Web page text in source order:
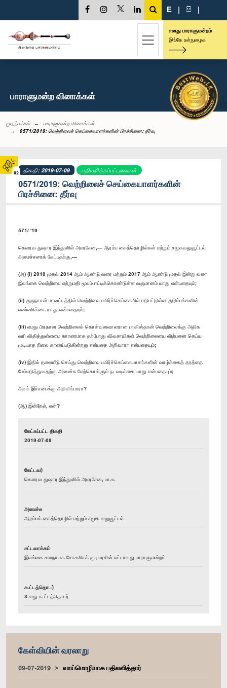
02
E | සි |
எனது பாராளுமன்றம்
இங்கே உள்நுழைக
பாராளுமன்ற வினாக்கள்
முதற்பக்கம்
பாராளுமன்ற வினாக்கள்
0571/2019: வெற்றிலைச் செய்கையாளர்களின் பிரச்சினை: தீர்வு
திகதி: 2019-07-09 பதிலளிக்கப்பட்டவைகள்
0571/2019: வெற்றிலைச் செய்கையாளர்களின்
பிரச்சினை: தீர்வு
571/ '19
கெளரவ துஷார இந்துனில் அமரசேன,— ஆரம்ப கைத்தொழில்கள் மற்றும் சமூகவலுவூட்டல்
அமைச்சரைக் கேட்பதற்கு,—
(அ) (i) 2010 முதல் 2014 ஆம் ஆண்டு வரை மற்றும் 2017 ஆம் ஆண்டு முதல் இன்று வரை
இலங்கை வெற்றிலை ஏற்றுமதி மூலம் ஈட்டிக்கொண்டுள்ள வருமானம் யாது என்பதையும்;
(ii) குருநாகல் மாவட்டத்தில் வெற்றிலை பயிர்ச்செய்கையில் ஈடுபட்டுள்ள குடும்பங்களின்
எண்ணிக்கை யாது என்பதையும்;
(iii) எமது பிரதான வெற்றிலைக் கொள்வனவாளரான பாகிஸ்தான் வெற்றிலைக்கு அதிக
வரி விதித்துள்ளமை காரணமாக தற்போது விவசாயிகள் வெற்றிலையை விற்பனை செய்ய
முடியாத நிலை காணப்படுகின்றது என்பதை அறிவாரா என்பதையும்;
(iv) இதில் தலையீடு செய்து வெற்றிலை பயிர்ச்செய்கையாளர்களின் வாழ்க்கைத் தரத்தை
மேம்படுத்துவதற்கு அமைச்சு மேற்கொள்ளும் நடவடிக்கை யாது என்பதையும்;
அவர் இச்சபைக்கு அறிவிப்பாரா?
(ஆ) இன்றேல், ஏன்?
கேட்கப்பட்ட திகதி
2019-07-09
கேட்டவர்
கௌரவ துஷார இந்துனில் அமரசேன, பா.உ.
அமைச்சு
ஆரம்பக் கைத்தொழில் மற்றும் சமூக வலுவூட்டல்
சட்டவாக்கம்
இலங்கை சனநாயக சோசலிசக் குடியரசின் எட்டாவது பாராளுமன்றம்
கூட்டத்தொடர்
3 வது கூட்டத்தொடர்
கேள்வியின் வரலாறு
09-07-2019 வாய்மொழியாக பதிலளித்தார்